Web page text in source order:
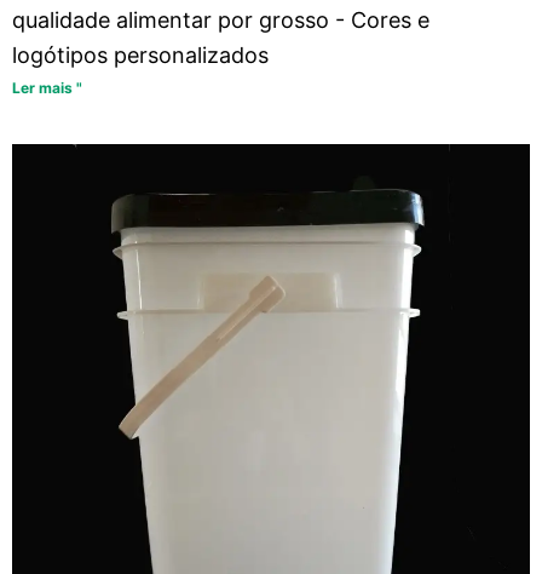
qualidade alimentar por grosso - Cores e
logótipos personalizados
Ler mais "